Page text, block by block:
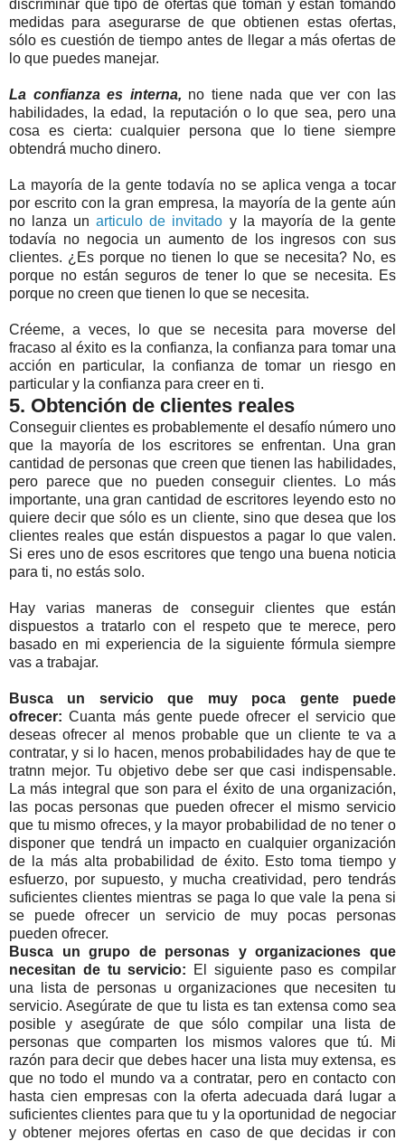
discriminar qué tipo de ofertas que toman y están tomando
medidas para asegurarse de que obtienen estas ofertas,
sólo es cuestión de tiempo antes de llegar a más ofertas de
lo que puedes manejar.
La confianza es interna, no tiene nada que ver con las
habilidades, la edad, la reputación o lo que sea, pero una
cosa es cierta: cualquier persona que lo tiene siempre
obtendrá mucho dinero.
La mayoría de la gente todavía no se aplica venga a tocar
por escrito con la gran empresa, la mayoría de la gente aún
no lanza unarticulo de invitado y la mayoría de la gente
todavía no negocia un aumento de los ingresos con sus
clientes. ¿Es porque no tienen lo que se necesita? No, es
porque no están seguros de tener lo que se necesita. Es
porque no creen que tienen lo que se necesita.
Créeme, a veces, lo que se necesita para moverse del
fracaso al éxito es la confianza, la confianza para tomar una
acción en particular, la confianza de tomar un riesgo en
particular y la confianza para creer en ti.
5. Obtención de clientes reales
Conseguir clientes es probablemente el desafío número uno
que la mayoría de los escritores se enfrentan. Una gran
cantidad de personas que creen que tienen las habilidades,
pero parece que no pueden conseguir clientes. Lo más
importante, una gran cantidad de escritores leyendo esto no
quiere decir que sólo es un cliente, sino que desea que los
clientes reales que están dispuestos a pagar lo que valen.
Si eres uno de esos escritores que tengo una buena noticia
para ti, no estás solo.
Hay varias maneras de conseguir clientes que están
dispuestos a tratarlo con el respeto que te merece, pero
basado en mi experiencia de la siguiente fórmula siempre
vas a trabajar.
Busca un servicio que muy poca gente puede
ofrecer:Cuanta más gente puede ofrecer el servicio que
deseas ofrecer al menos probable que un cliente te va a
contratar, y si lo hacen, menos probabilidades hay de que te
tratnn mejor. Tu objetivo debe ser que casi indispensable.
La más integral que son para el éxito de una organización,
las pocas personas que pueden ofrecer el mismo servicio
que tu mismo ofreces, y la mayor probabilidad de no tener o
disponer que tendrá un impacto en cualquier organización
de la más alta probabilidad de éxito. Esto toma tiempo y
esfuerzo, por supuesto, y mucha creatividad, pero tendrás
suficientes clientes mientras se paga lo que vale la pena si
se puede ofrecer un servicio de muy pocas personas
pueden ofrecer.
Busca un grupo de personas y organizaciones que
necesitan de tu servicio:
El siguiente paso es compilar
una lista de personas u organizaciones que necesiten tu
servicio. Asegúrate de que tu lista es tan extensa como sea
posible y asegúrate de que sólo compilar una lista de
personas que comparten los mismos valores que tú. Mi
razón para decir que debes hacer una lista muy extensa, es
que no todo el mundo va a contratar, pero en contacto con
hasta cien empresas con la oferta adecuada dará lugar a
suficientes clientes para que tu y la oportunidad de negociar
y obtener mejores ofertas en caso de que decidas ir con